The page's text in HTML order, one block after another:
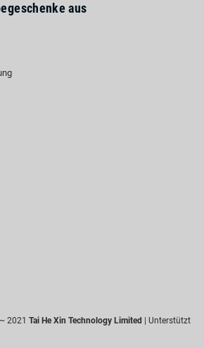
aus
2021 Tai He Xin Technology Limited | Unterstützt